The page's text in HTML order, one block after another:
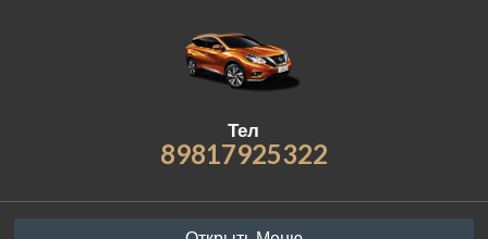
Тел
89817925322